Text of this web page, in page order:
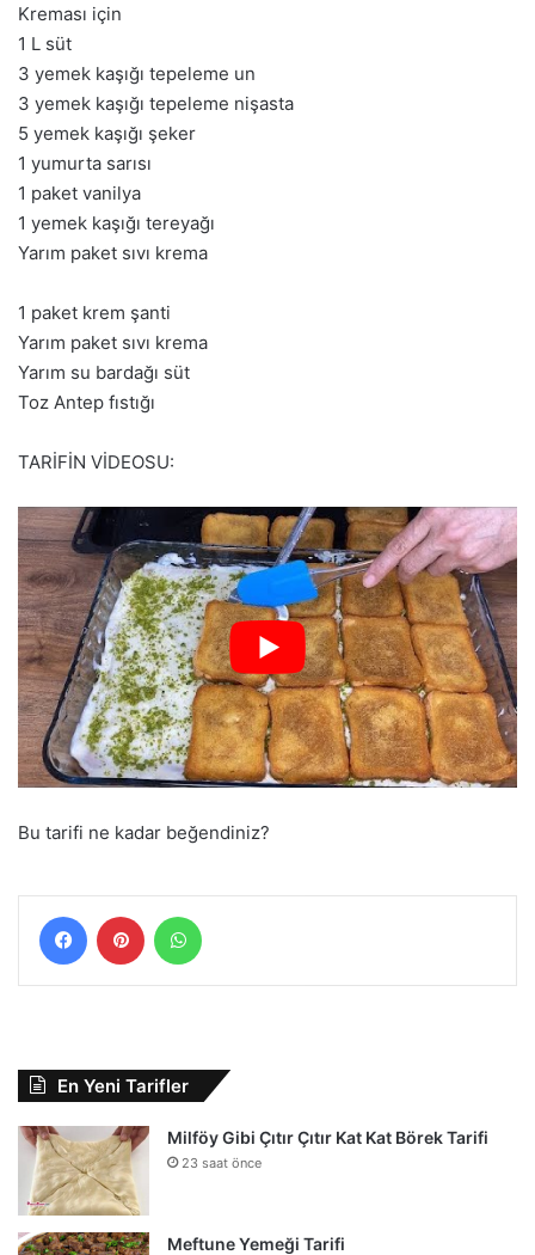
Kreması için
1 L süt
3 yemek kaşığı tepeleme un
3 yemek kaşığı tepeleme nişasta
5 yemek kaşığı şeker
1 yumurta sarısı
1 paket vanilya
1 yemek kaşığı tereyağı
Yarım paket sıvı krema
1 paket krem şanti
Yarım paket sıvı krema
Yarım su bardağı süt
Toz Antep fıstığı
TARİFİN VİDEOSU:
Bu tarifi ne kadar beğendiniz?
FacebookPinterest
En Yeni Tarifler
Milföy Gibi Çıtır Çıtır Kat Kat Börek Tarifi
23 saat önce
Meftune Yemeği Tarifi